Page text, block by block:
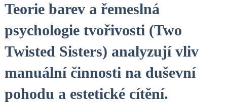
Teorie barev a řemeslná
psychologie tvořivosti (Two
Twisted Sisters) analyzují vliv
manuální činnosti na duševní
pohodu a estetické cítění.